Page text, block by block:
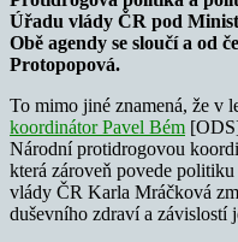
Úřadu vlády ČR pod
Obě agendy se sloučí a od
Protopopová.
To mimo jiné znamená, že v
koordinátor Pavel Bém
Národní protidrogovou
která zároveň povede
vlády ČR Karla Mráčková
duševního zdraví a závislostí